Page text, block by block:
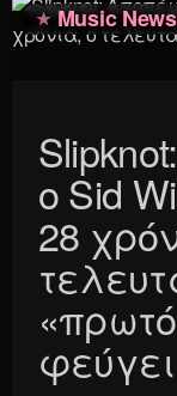
Music News
ο Sid
28
φεύγει